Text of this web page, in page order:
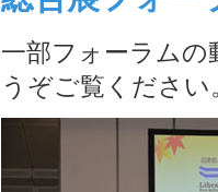
一部フォーラム
うぞご覧ください